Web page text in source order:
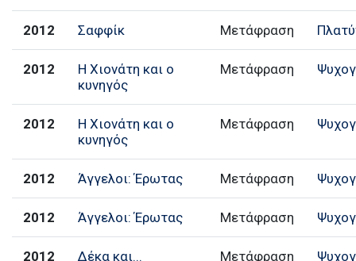
2012 Σαφφίκ Μετάφραση
2012
Η Χιονάτη και ο
κυνηγός
Μετάφραση
2012
Η Χιονάτη και ο
κυνηγός
Μετάφραση
2012 Άγγελοι: Έρωτας Μετάφραση
2012 Άγγελοι: Έρωτας Μετάφραση
2012 Δέκα και... Μετάφραση